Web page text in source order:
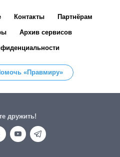
Контакты Партнёрам
Архив сервисов
«Правмиру»
дружить!